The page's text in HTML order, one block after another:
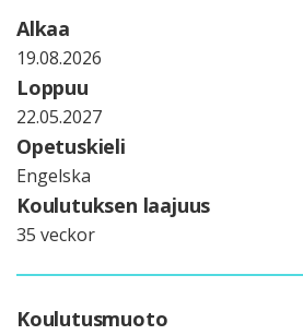
Alkaa
19.08.2026
Loppuu
22.05.2027
Opetuskieli
Engelska
Koulutuksen laajuus
35 veckor
Koulutusmuoto